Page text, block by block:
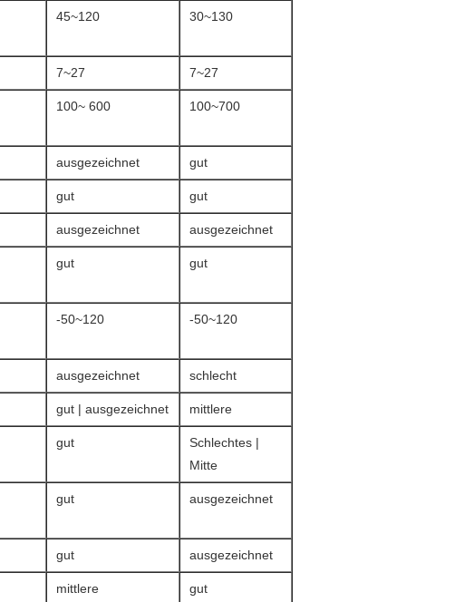
45~120 30~130
7~27 7~27
100~ 600 100~700
ausgezeichnet gut
gut gut
ausgezeichnet ausgezeichnet
gut gut
-50~120 -50~120
ausgezeichnet schlecht
gut | ausgezeichnet mittlere
gut
Schlechtes |
Mitte
gut ausgezeichnet
gut ausgezeichnet
mittlere gut